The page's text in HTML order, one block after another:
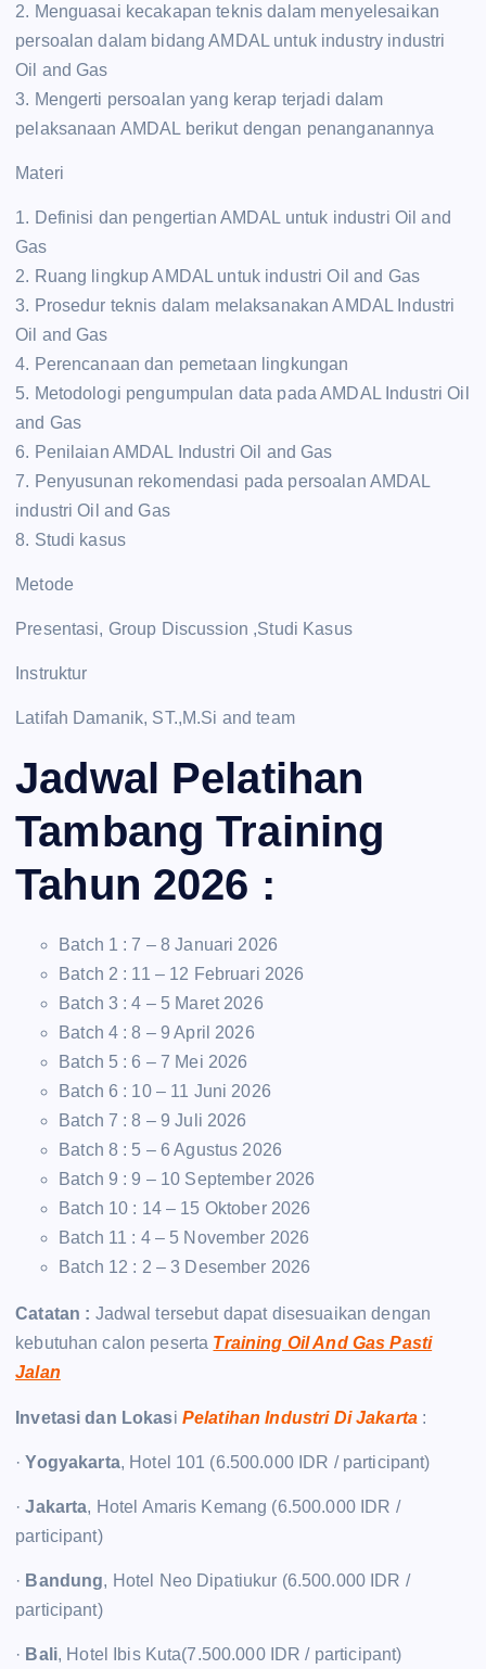
2. Menguasai kecakapan teknis dalam menyelesaikan
persoalan dalam bidang AMDAL untuk industry industri
Oil and Gas
3. Mengerti persoalan yang kerap terjadi dalam
pelaksanaan AMDAL berikut dengan penanganannya
Materi
1. Definisi dan pengertian AMDAL untuk industri Oil and
Gas
2. Ruang lingkup AMDAL untuk industri Oil and Gas
3. Prosedur teknis dalam melaksanakan AMDAL Industri
Oil and Gas
4. Perencanaan dan pemetaan lingkungan
5. Metodologi pengumpulan data pada AMDAL Industri Oil
and Gas
6. Penilaian AMDAL Industri Oil and Gas
7. Penyusunan rekomendasi pada persoalan AMDAL
industri Oil and Gas
8. Studi kasus
Metode
Presentasi, Group Discussion ,Studi Kasus
Instruktur
Latifah Damanik, ST.,M.Si and team
Jadwal Pelatihan
Tambang Training
Tahun 2026 :
Batch 1 : 7 – 8 Januari 2026
Batch 2 : 11 – 12 Februari 2026
Batch 3 : 4 – 5 Maret 2026
Batch 4 : 8 – 9 April 2026
Batch 5 : 6 – 7 Mei 2026
Batch 6 : 10 – 11 Juni 2026
Batch 7 : 8 – 9 Juli 2026
Batch 8 : 5 – 6 Agustus 2026
Batch 9 : 9 – 10 September 2026
Batch 10 : 14 – 15 Oktober 2026
Batch 11 : 4 – 5 November 2026
Batch 12 : 2 – 3 Desember 2026
Catatan : Jadwal tersebut dapat disesuaikan dengan
kebutuhan calon peserta Training Oil And Gas Pasti
Jalan
Invetasi dan Lokasi Pelatihan Industri Di Jakarta :
·Yogyakarta, Hotel 101 (6.500.000 IDR / participant)
·Jakarta, Hotel Amaris Kemang (6.500.000 IDR /
participant)
· Bandung, Hotel Neo Dipatiukur (6.500.000 IDR /
participant)
· Bali, Hotel Ibis Kuta(7.500.000 IDR / participant)